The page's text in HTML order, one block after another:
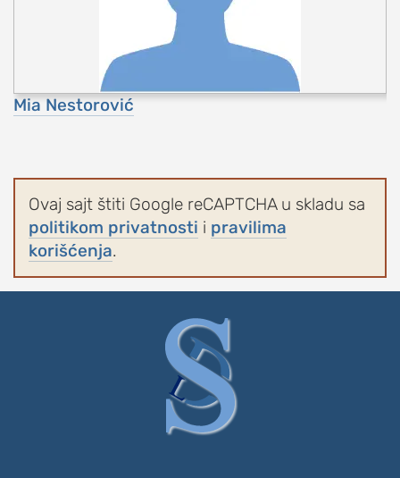
Mia Nestorović
Ovaj sajt štiti Google reCAPTCHA u skladu sa
politikom privatnosti i pravilima
korišćenja.